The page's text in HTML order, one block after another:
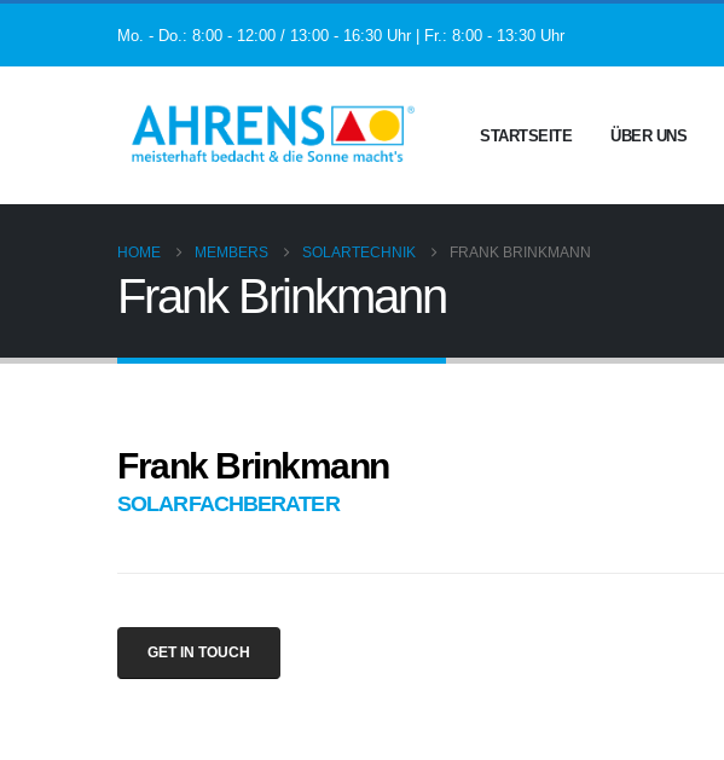
Mo. - Do.: 8:00 - 12:00 / 13:00 - 16:30 Uhr | Fr.: 8:00 - 13:30 Uhr
STARTSEITE ÜBER UNS
HOME MEMBERS SOLARTECHNIK FRANK BRINKMANN
Frank Brinkmann
Frank Brinkmann
SOLARFACHBERATER
GET IN TOUCH